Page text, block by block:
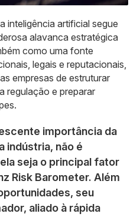
inteligência artificial segue
alavanca estratégica
como uma fonte
legais e reputacionais,
empresas de estruturar
regulação e preparar
importância da
indústria, não é
seja o principal fator
Risk Barometer. Além
seu
aliado à rápida